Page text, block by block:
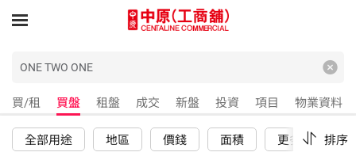
買/租 買盤 租盤 成交 新盤 投資 項目 物業資料
全部用途 地區 價錢 面積 更多 重
排序